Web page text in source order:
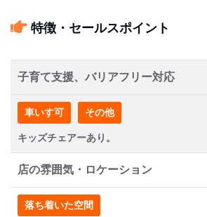
特徴・セールスポイント
子育て支援、バリアフリー対応
車いす可 その他
キッズチェアーあり。
店の雰囲気・ロケーション
落ち着いた空間